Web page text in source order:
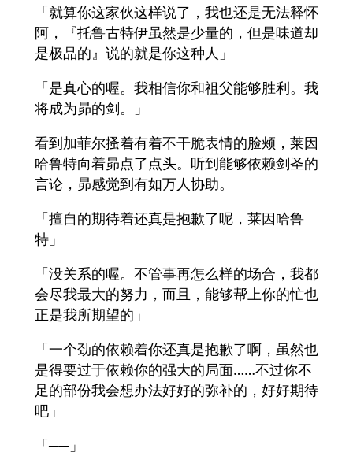
「就算你这家伙这样说了，我也还是无法释怀
阿，『托鲁古特伊虽然是少量的，但是味道却
是极品的』说的就是你这种人」
「是真心的喔。我相信你和祖父能够胜利。我
将成为昴的剑。」
看到加菲尔搔着有着不干脆表情的脸颊，莱因
哈鲁特向着昴点了点头。听到能够依赖剑圣的
言论，昴感觉到有如万人协助。
「擅自的期待着还真是抱歉了呢，莱因哈鲁
特」
「没关系的喔。不管事再怎么样的场合，我都
会尽我最大的努力，而且，能够帮上你的忙也
正是我所期望的」
「一个劲的依赖着你还真是抱歉了啊，虽然也
是得要过于依赖你的强大的局面……不过你不
足的部份我会想办法好好的弥补的，好好期待
吧」
「──」